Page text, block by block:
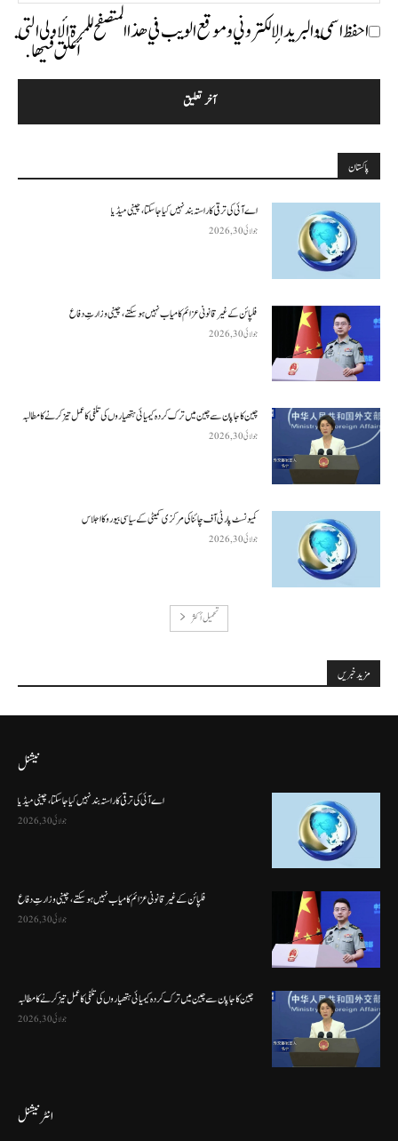
احفظ اسمي والبريد الإلكتروني وموقع الويب في هذا المتصفح للمرة الأولى التي
أعلق فيها.
پاکستان
اے آئی کی ترقی کا راستہ بند نہیں کیا جا سکتا، چینی میڈیا
جولائی 30, 2026
فلپائن کے غیر قانونی عزائم کامیاب نہیں ہو سکتے ، چینی وزارتِ دفاع
جولائی 30, 2026
چین کا جاپان سے چین میں ترک کردہ کیمیائی ہتھیاروں کی تلفی کا عمل تیز کرنے کا مطالبہ
جولائی 30, 2026
کمیونسٹ پارٹی آف چائنا کی مرکزی کمیٹی کے سیاسی بیورو کا اجلاس
جولائی 30, 2026
تحميل أكثر
مزید خبریں
نیشنل
اے آئی کی ترقی کا راستہ بند نہیں کیا جا سکتا، چینی میڈیا
جولائی 30, 2026
فلپائن کے غیر قانونی عزائم کامیاب نہیں ہو سکتے ، چینی وزارتِ دفاع
جولائی 30, 2026
چین کا جاپان سے چین میں ترک کردہ کیمیائی ہتھیاروں کی تلفی کا عمل تیز کرنے کا مطالبہ
جولائی 30, 2026
انٹرنیشنل